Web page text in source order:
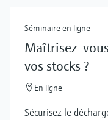
Séminaire en ligne
Maîtrisez-
vos stocks ?
En ligne
Sécurisez le